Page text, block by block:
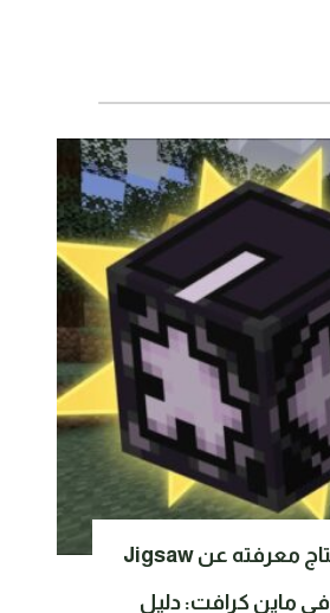
كل ما تحتاج معرفته عن Jigsaw
Block في ماين كرافت: دليل